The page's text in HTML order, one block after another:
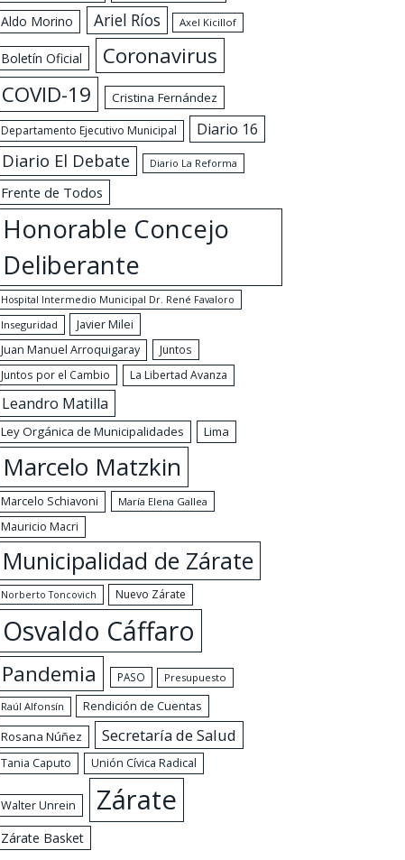
Aldo Morino Ariel Ríos Axel Kicillof
Boletín Oficial
Coronavirus
COVID-19
Cristina Fernández
Departamento Ejecutivo Municipal Diario 16
Diario El Debate Diario La Reforma
Frente de Todos
Honorable Concejo
Deliberante
Hospital Intermedio Municipal Dr. René Favaloro
Inseguridad
Javier Milei
Juan Manuel Arroquigaray
Juntos
Juntos por el Cambio
La Libertad Avanza
Leandro Matilla
Ley Orgánica de Municipalidades Lima
Marcelo Matzkin
Marcelo Schiavoni María Elena Gallea
Mauricio Macri
Municipalidad de Zárate
Norberto Toncovich Nuevo Zárate
Osvaldo Cáffaro
Pandemia PASO Presupuesto
Raúl Alfonsín
Rendición de Cuentas
Rosana Núñez
Secretaría de Salud
Tania Caputo Unión Cívica Radical
Walter Unrein Zárate
Zárate Basket